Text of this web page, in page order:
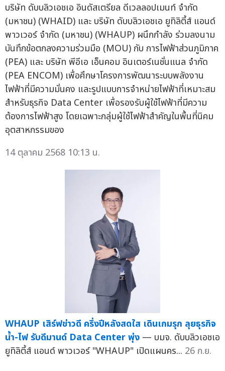
บริษัท ดับบลิวเอชเอ อินดัสเตรียล ดีเวลลอปเมนท์ จำกัด
(มหาชน) (WHAID) และ บริษัท ดับบลิวเอชเอ ยูทิลิตี้ส์ แอนด์
พาวเวอร์ จำกัด (มหาชน) (WHAUP) ผนึกกำลัง ร่วมลงนาม
บันทึกข้อตกลงความร่วมมือ (MOU) กับ การไฟฟ้าส่วนภูมิภาค
(PEA) และ บริษัท พีอีเอ เอ็นคอม อินเตอร์เนชั่นแนล จำกัด
(PEA ENCOM) เพื่อศึกษาโครงการพัฒนาระบบพลังงาน
ไฟฟ้าที่มีความมั่นคง และรูปแบบการจำหน่ายไฟฟ้าที่เหมาะสม
สำหรับธุรกิจ Data Center เพื่อรองรับผู้ใช้ไฟฟ้าที่มีความ
ต้องการไฟฟ้าสูง โดยเฉพาะกลุ่มผู้ใช้ไฟฟ้าสำคัญในพื้นที่นิคม
อุตสาหกรรมของ
14 ตุลาคม 2568 10:13 น.
WHAUP เสิร์ฟข่าวดี ครึ่งปีหลังสดใส เดินเกมรุก ลุยธุรกิจ
น้ำ-ไฟ รับดีมานด์ Data Center พุ่ง — บมจ. ดับบลิวเอชเอ
ยูทิลิตี้ส์ แอนด์ พาวเวอร์ "WHAUP" เปิดแผนคร... 26 ก.ย.